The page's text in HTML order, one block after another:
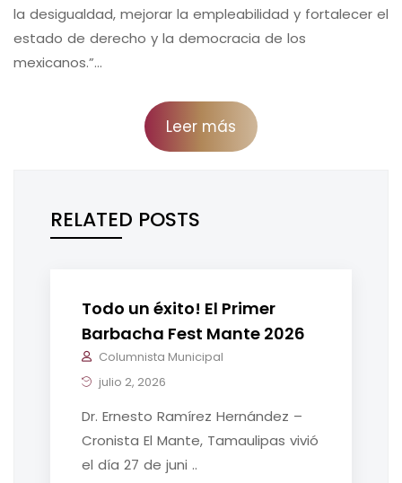
la desigualdad, mejorar la empleabilidad y fortalecer el
estado de derecho y la democracia de los
mexicanos.”…
Leer más
RELATED POSTS
Todo un éxito! El Primer
Barbacha Fest Mante 2026
Columnista Municipal
julio 2, 2026
Dr. Ernesto Ramírez Hernández –
Cronista El Mante, Tamaulipas vivió
el día 27 de juni ..